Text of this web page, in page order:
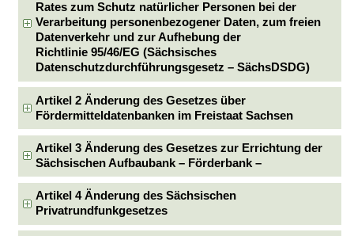
Rates zum Schutz natürlicher Personen bei der
Verarbeitung personenbezogener Daten, zum freien
Datenverkehr und zur Aufhebung der
Richtlinie 95/46/EG (Sächsisches
Datenschutzdurchführungsgesetz – SächsDSDG)
Artikel 2 Änderung des Gesetzes über
Fördermitteldatenbanken im Freistaat Sachsen
Artikel 3 Änderung des Gesetzes zur Errichtung der
Sächsischen Aufbaubank – Förderbank –
Artikel 4 Änderung des Sächsischen
Privatrundfunkgesetzes